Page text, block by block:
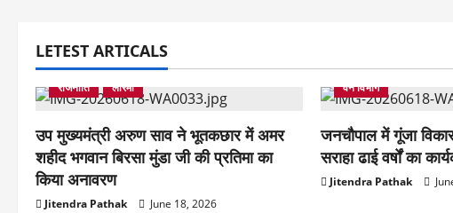
i
o
n
LETEST ARTICALS
राजनीति
लोरमी
उप मुख्यमंत्री अरुण साव ने भूतकछार में अमर
शहीद भगवान बिरसा मुंडा जी की प्रतिमा का
किया अनावरण
Jitendra Pathak June 18, 2026
वन विभाग
जनचौपाल में गूंजा
सराहा ढाई वर्षों का
Jitendra Pathak